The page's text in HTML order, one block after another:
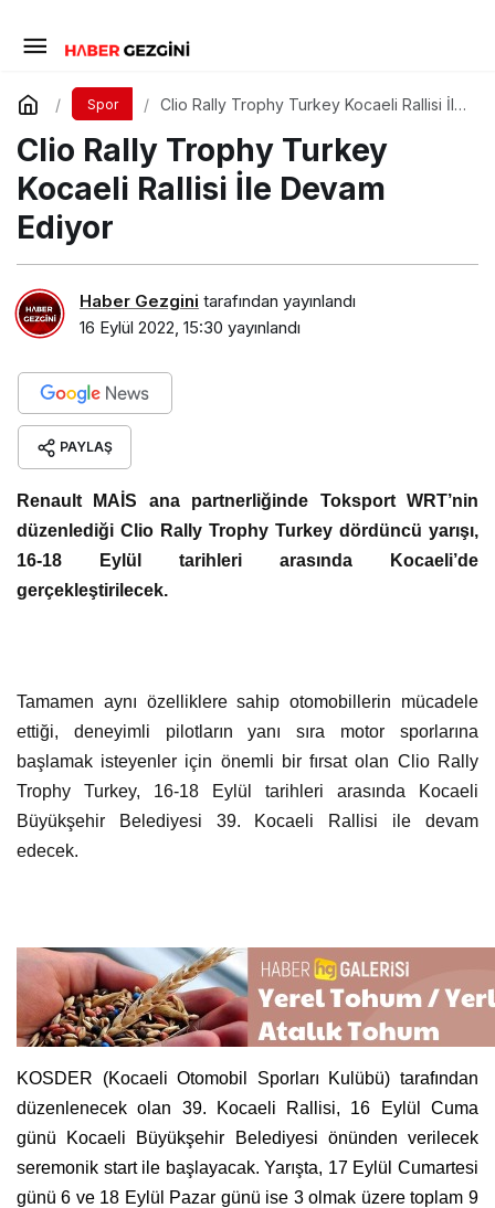
Spor
Clio Rally Trophy Turkey Kocaeli Rallisi İle
Clio Rally Trophy Turkey
Kocaeli Rallisi İle Devam
Ediyor
Haber Gezgini tarafından yayınlandı
16 Eylül 2022, 15:30 yayınlandı
PAYLAŞ
Renault MAİS ana partnerliğinde Toksport WRT’nin
düzenlediği Clio Rally Trophy Turkey dördüncü yarışı,
16-18 Eylül tarihleri arasında Kocaeli’de
gerçekleştirilecek.
Tamamen aynı özelliklere sahip otomobillerin mücadele
ettiği, deneyimli pilotların yanı sıra motor sporlarına
başlamak isteyenler için önemli bir fırsat olan Clio Rally
Trophy Turkey, 16-18 Eylül tarihleri arasında Kocaeli
Büyükşehir Belediyesi 39. Kocaeli Rallisi ile devam
edecek.
KOSDER (Kocaeli Otomobil Sporları Kulübü) tarafından
düzenlenecek olan 39. Kocaeli Rallisi, 16 Eylül Cuma
günü Kocaeli Büyükşehir Belediyesi önünden verilecek
seremonik start ile başlayacak. Yarışta, 17 Eylül Cumartesi
günü 6 ve 18 Eylül Pazar günü ise 3 olmak üzere toplam 9